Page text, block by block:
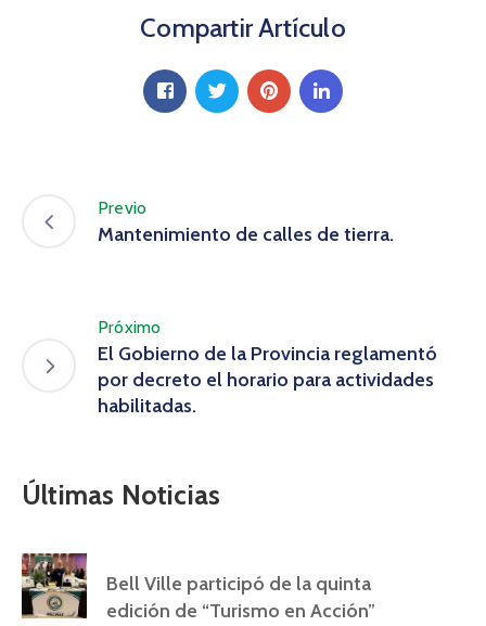
Compartir Artículo
Previo
Mantenimiento de calles de tierra.
Próximo
El Gobierno de la Provincia reglamentó
por decreto el horario para actividades
habilitadas.
Últimas Noticias
Bell Ville participó de la quinta
edición de “Turismo en Acción”